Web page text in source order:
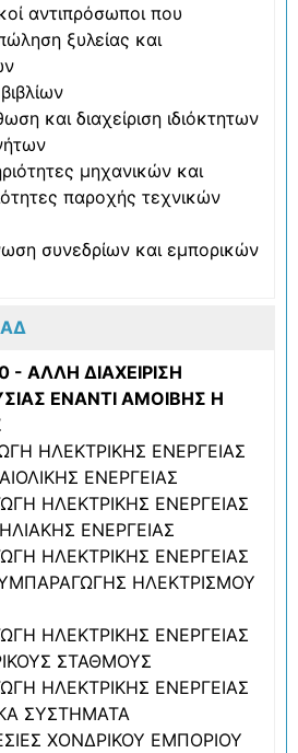
αντιπρόσωποι που
ξυλείας και
και διαχείριση ιδιόκτητων
μηχανικών και
παροχής τεχνικών
συνεδρίων και εμπορικών
- ΑΛΛΗ ΔΙΑΧΕΙΡΙΣΗ
ΕΝΑΝΤΙ ΑΜΟΙΒΗΣ Η
ΗΛΕΚΤΡΙΚΗΣ ΕΝΕΡΓΕΙΑΣ
ΕΝΕΡΓΕΙΑΣ
ΗΛΕΚΤΡΙΚΗΣ ΕΝΕΡΓΕΙΑΣ
ΕΝΕΡΓΕΙΑΣ
ΗΛΕΚΤΡΙΚΗΣ ΕΝΕΡΓΕΙΑΣ
ΗΛΕΚΤΡΙΣΜΟΥ
ΗΛΕΚΤΡΙΚΗΣ ΕΝΕΡΓΕΙΑΣ
ΣΤΑΘΜΟΥΣ
ΗΛΕΚΤΡΙΚΗΣ ΕΝΕΡΓΕΙΑΣ
ΣΥΣΤΗΜΑΤΑ
ΧΟΝΔΡΙΚΟΥ ΕΜΠΟΡΙΟΥ